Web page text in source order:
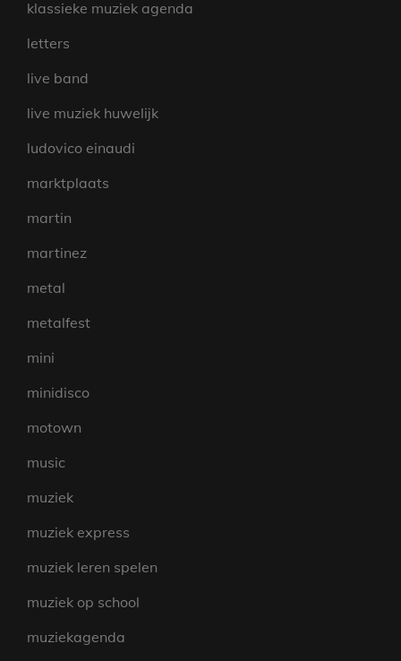
klassieke muziek agenda
letters
live band
live muziek huwelijk
ludovico einaudi
marktplaats
martin
martinez
metal
metalfest
mini
minidisco
motown
music
muziek
muziek express
muziek leren spelen
muziek op school
muziekagenda